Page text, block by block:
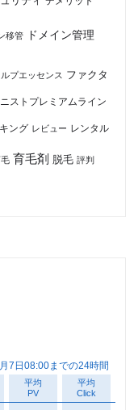
移管 ドメイン管理
プエッセンス ファクタ
ストプレミアムライン
ング レビュー レンタル
育毛剤 脱毛 評判